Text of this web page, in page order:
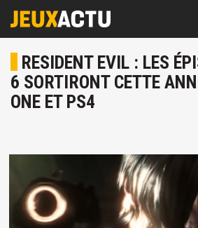
RESIDENT EVIL : LES
6 SORTIRONT CETTE
ONE ET PS4